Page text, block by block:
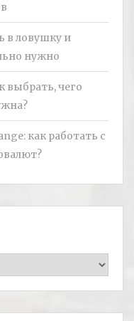
в ловушку и
нужно
выбрать, чего
как работать с